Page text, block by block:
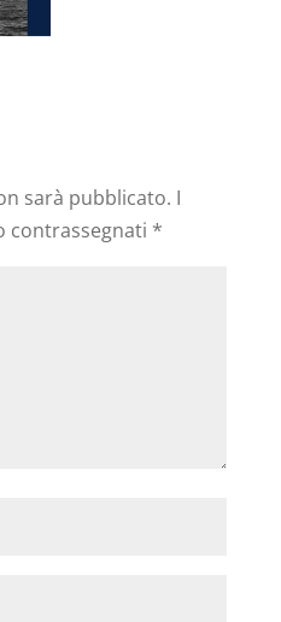
sarà pubblicato. I
contrassegnati *